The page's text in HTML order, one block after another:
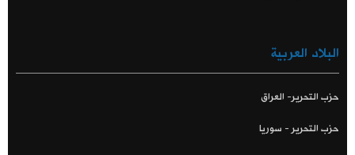
البلاد العربية
حزب التحرير- العراق
حزب التحرير - سوريا